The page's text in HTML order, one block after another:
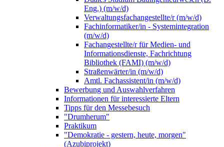
Eng.) (m/w/d)
Verwaltungsfachangestellte/r (m/w/d)
Fachinformatiker/in - Systemintegration
(m/w/d)
Fachangestellte/r für Medien- und
Informationsdienste, Fachrichtung
Bibliothek (FAMI) (m/w/d)
Straßenwärter/in (m/w/d)
Amtl. Fachassistent/in (m/w/d)
Bewerbung und Auswahlverfahren
Informationen für interessierte Eltern
Tipps für den Messebesuch
"Drumherum"
Praktikum
"Demokratie - gestern, heute, morgen"
(Azubiprojekt)